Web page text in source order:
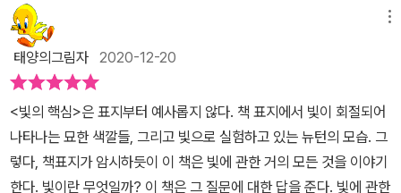
있고 점광원의 특성상 다양한 형상으로 디자인할 수 있다. 오늘날 대
형 디스플레이에 쓰이는 발광 소자는 대부분 발광 다이오드다. 상암
월드컵 경기장, 잠실 올림픽 경기장, 서울 시청 앞의 전광판 모두 평면
상에 LED를 밀집시켜 만든 모듈을 주기적으로 배열해 스크린의 화
소로 활용한다. 대형 스크린 위에 총천연색 영상을 구현하기 위해서
는 빛의 삼원색을 낼 수 있는 화소가 필요하다. TV나 모니터의 화소
의 크기는 밀리미터보다 훨씬 작아서 매우 가까이 다가가서 보거나
확대경을 이용해야 구별이 가능하지만 대형 디스플레이의 경우는 보
태양의그림자 2020-12-20
<빛의 핵심>은 표지부터 예사롭지 않다. 책 표지에서 빛이 회절되어
나타나는 묘한 색깔들, 그리고 빛으로 실험하고 있는 뉴턴의 모습. 그
렇다, 책표지가 암시하듯이 이 책은 빛에 관한 거의 모든 것을 이야기
한다. 빛이란 무엇일까? 이 책은 그 질문에 대한 답을 준다. 빛에 관한